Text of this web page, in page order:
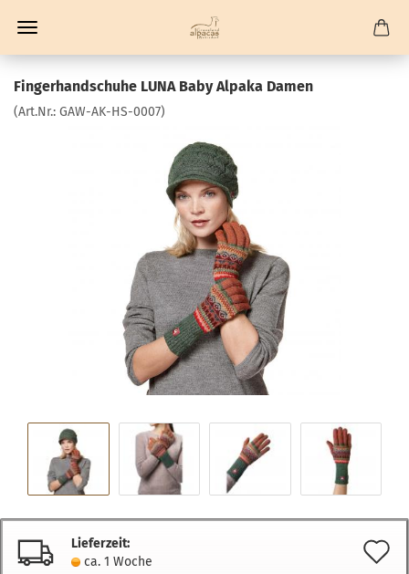
Fingerhandschuhe LUNA Baby Alpaka Damen
(Art.Nr.: GAW-AK-HS-0007)
Lieferzeit:
ca. 1 Woche